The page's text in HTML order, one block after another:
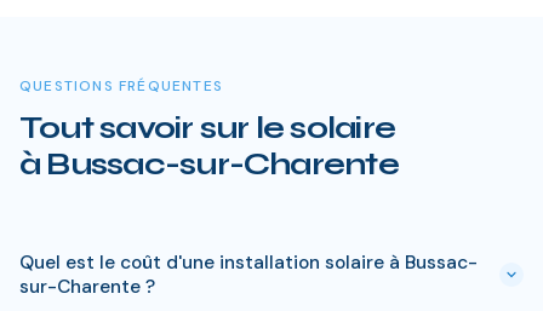
QUESTIONS FRÉQUENTES
Tout savoir sur le solaire
à Bussac-sur-Charente
Quel est le coût d'une installation solaire à Bussac-
sur-Charente ?